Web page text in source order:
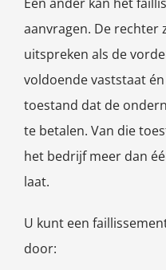
aanvragen. De rechter
uitspreken als de
voldoende vaststaat
toestand dat de
te betalen. Van die
het bedrijf meer dan
laat.
U kunt een
door: